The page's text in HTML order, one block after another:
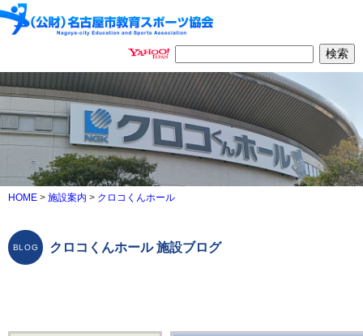
HOME > 施設案内 > クロコくんホール
クロコくんホール 施設ブログ